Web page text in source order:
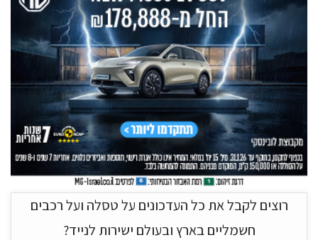
רוצים לקבל את כל העדכונים על טסלה ועל רכבים
חשמליים בארץ ובעולם ישירות לנייד?